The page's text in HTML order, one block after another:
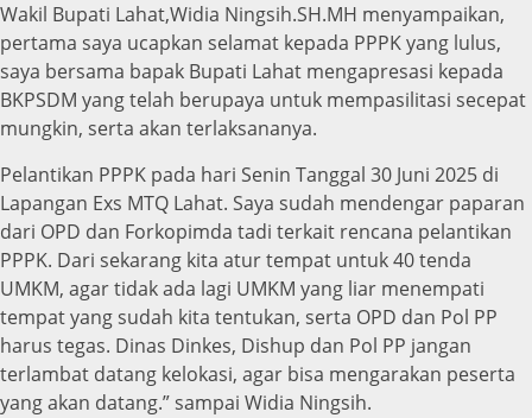
Wakil Bupati Lahat,Widia Ningsih.SH.MH menyampaikan,
pertama saya ucapkan selamat kepada PPPK yang lulus,
saya bersama bapak Bupati Lahat mengapresasi kepada
BKPSDM yang telah berupaya untuk mempasilitasi secepat
mungkin, serta akan terlaksananya.
Pelantikan PPPK pada hari Senin Tanggal 30 Juni 2025 di
Lapangan Exs MTQ Lahat. Saya sudah mendengar paparan
dari OPD dan Forkopimda tadi terkait rencana pelantikan
PPPK. Dari sekarang kita atur tempat untuk 40 tenda
UMKM, agar tidak ada lagi UMKM yang liar menempati
tempat yang sudah kita tentukan, serta OPD dan Pol PP
harus tegas. Dinas Dinkes, Dishup dan Pol PP jangan
terlambat datang kelokasi, agar bisa mengarakan peserta
yang akan datang.” sampai Widia Ningsih.